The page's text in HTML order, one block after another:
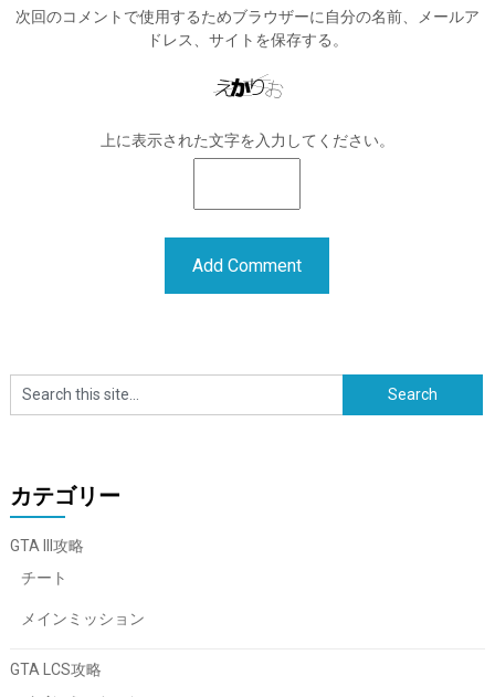
次回のコメントで使用するためブラウザーに自分の名前、メールア
ドレス、サイトを保存する。
上に表示された文字を入力してください。
カテゴリー
GTA III攻略
チート
メインミッション
GTA LCS攻略